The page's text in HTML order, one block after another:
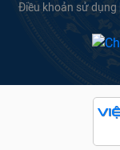
Điều khoản sử dụng